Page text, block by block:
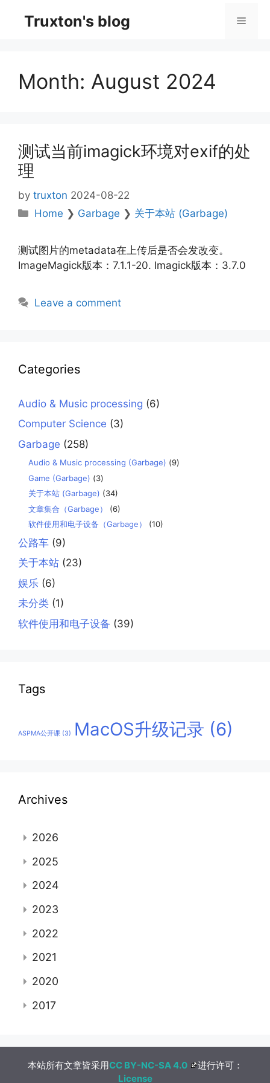
Truxton's blog Menu
Month: August 2024
测试当前imagick环境对exif的处
理
by truxton 2024-08-22
Categories
Home ❯ Garbage ❯ 关于本站 (Garbage)
测试图片的metadata在上传后是否会发改变。
ImageMagick版本：7.1.1-20. Imagick版本：3.7.0
Leave a comment
Categories
Audio & Music processing (6)
Computer Science (3)
Garbage (258)
Audio & Music processing (Garbage) (9)
Game (Garbage) (3)
关于本站 (Garbage) (34)
文章集合（Garbage）
(6)
软件使用和电子设备（Garbage）
(10)
公路车 (9)
关于本站 (23)
娱乐 (6)
未分类 (1)
软件使用和电子设备 (39)
Tags
ASPMA公开课 (3) MacOS升级记录 (6)
Archives
2026
2025
2024
2023
2022
2021
2020
2017
本站所有文章皆采用CC BY-NC-SA 4.0
进行许可：
License